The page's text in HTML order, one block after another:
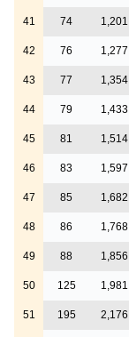
41 74 1,201
42 76 1,277
43 77 1,354
44 79 1,433
45 81 1,514
46 83 1,597
47 85 1,682
48 86 1,768
49 88 1,856
50 125 1,981
51 195 2,176